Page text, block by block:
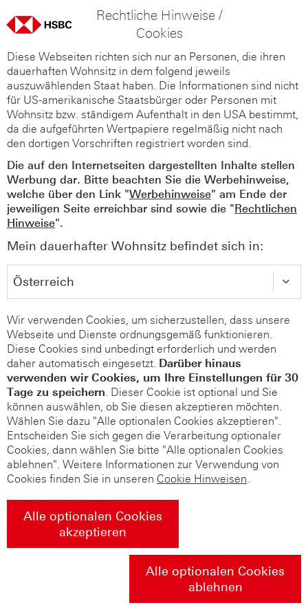
Rechtliche Hinweise /
Cookies
Diese Webseiten richten sich nur an Personen, die ihren
dauerhaften Wohnsitz in dem folgend jeweils
auszuwählenden Staat haben. Die Informationen sind nicht
für US-amerikanische Staatsbürger oder Personen mit
Wohnsitz bzw. ständigem Aufenthalt in den USA bestimmt,
da die aufgeführten Wertpapiere regelmäßig nicht nach
den dortigen Vorschriften registriert worden sind.
Die auf den Internetseiten dargestellten Inhalte stellen
Werbung dar. Bitte beachten Sie die Werbehinweise,
welche über den Link "Werbehinweise" am Ende der
jeweiligen Seite erreichbar sind sowie die "Rechtlichen
Hinweise".
Mein dauerhafter Wohnsitz befindet sich in:
Wir verwenden Cookies, um sicherzustellen, dass unsere
Webseite und Dienste ordnungsgemäß funktionieren.
Diese Cookies sind unbedingt erforderlich und werden
daher automatisch eingesetzt. Darüber hinaus
verwenden wir Cookies, um Ihre Einstellungen für 30
Tage zu speichern. Dieser Cookie ist optional und Sie
können auswählen, ob Sie diesen akzeptieren möchten.
Wählen Sie dazu "Alle optionalen Cookies akzeptieren".
Entscheiden Sie sich gegen die Verarbeitung optionaler
Cookies, dann wählen Sie bitte "Alle optionalen Cookies
ablehnen". Weitere Informationen zur Verwendung von
Cookies finden Sie in unseren Cookie Hinweisen.
Alle optionalen Cookies
akzeptieren
Alle optionalen Cookies
ablehnen